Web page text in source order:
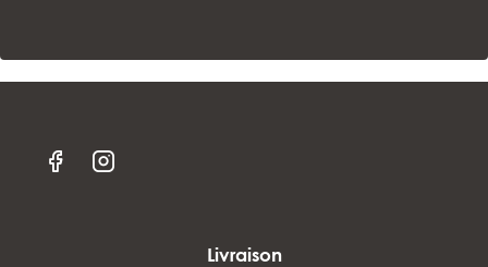
Livraison